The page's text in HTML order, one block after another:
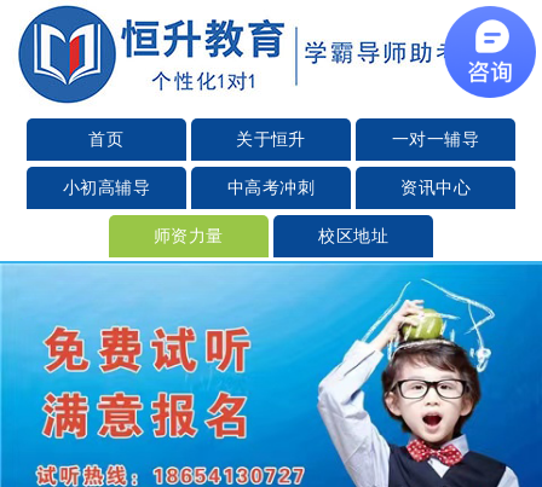
首页 关于恒升 一对一辅导
小初高辅导 中高考冲刺 资讯中心
师资力量 校区地址